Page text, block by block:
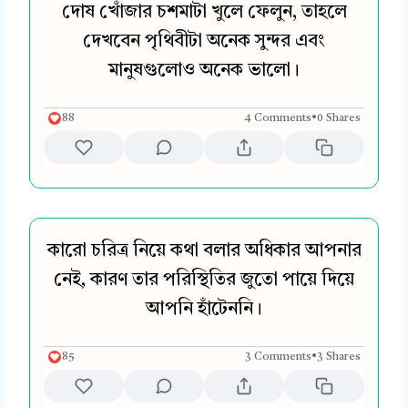
দোষ খোঁজার চশমাটা খুলে ফেলুন, তাহলে
দেখবেন পৃথিবীটা অনেক সুন্দর এবং
মানুষগুলোও অনেক ভালো।
88 4 Comments•0 Shares
কারো চরিত্র নিয়ে কথা বলার অধিকার আপনার
নেই, কারণ তার পরিস্থিতির জুতো পায়ে দিয়ে
আপনি হাঁটেননি।
85 3 Comments•3 Shares